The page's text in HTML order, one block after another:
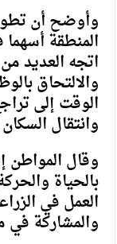
وأوضح أن
المنطقة
اتجه العديد
والالتحاق
الوقت إلى
وانتقال
وقال المواطن
بالحياة
العمل في
والمشاركة في